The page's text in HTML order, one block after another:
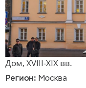
Дом, XVIII-XIX вв.
Регион: Москва